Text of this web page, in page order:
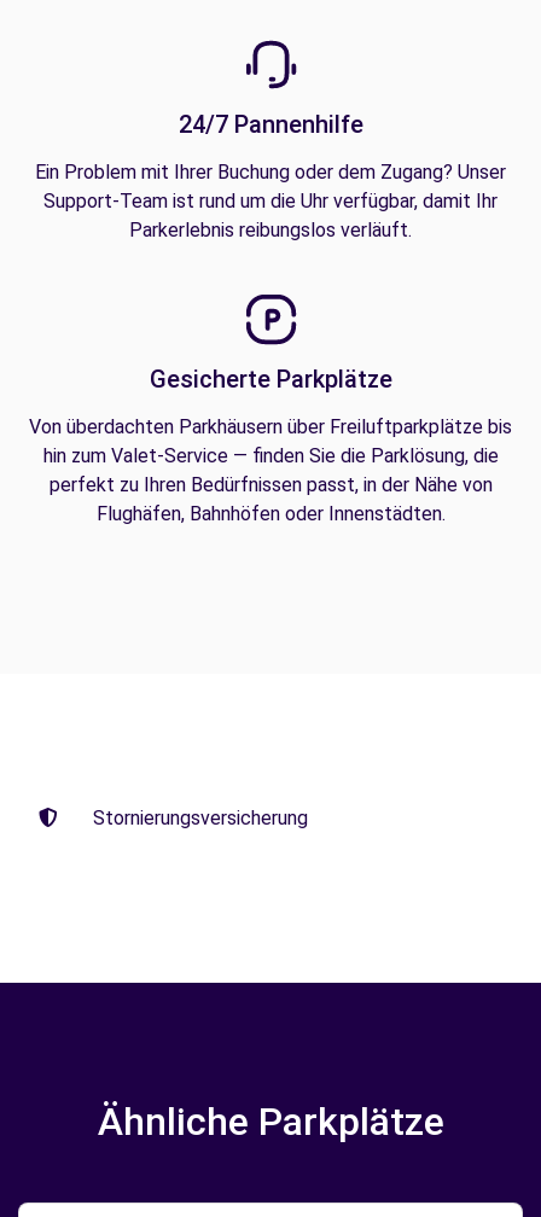
24/7 Pannenhilfe
Ein Problem mit Ihrer Buchung oder dem Zugang? Unser
Support-Team ist rund um die Uhr verfügbar, damit Ihr
Parkerlebnis reibungslos verläuft.
Gesicherte Parkplätze
Von überdachten Parkhäusern über Freiluftparkplätze bis
hin zum Valet-Service — finden Sie die Parklösung, die
perfekt zu Ihren Bedürfnissen passt, in der Nähe von
Flughäfen, Bahnhöfen oder Innenstädten.
Stornierungsversicherung
Ähnliche Parkplätze